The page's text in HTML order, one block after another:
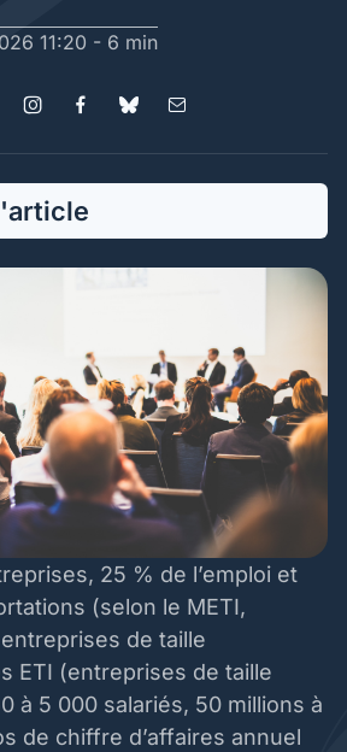
11:20 - 6 min
25 % de l’emploi et
(selon le METI,
de taille
ETI (entreprises de taille
à 5 000 salariés, 50 millions à
de chiffre d’affaires annuel